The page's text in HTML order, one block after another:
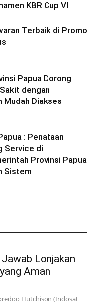
KBR Cup VI
Terbaik di Promo
Papua Dorong
dengan
Mudah Diakses
: Penataan
Service di
Provinsi Papua
Sistem
Lonjakan
Aman
Hutchison (Indosat